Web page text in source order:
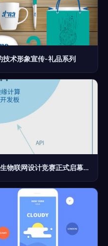
技术形象宣传-礼品系列
决胜物联时代 2020年全国大学生物联网设计竞赛正式启幕，新大陆赛题邀你来战